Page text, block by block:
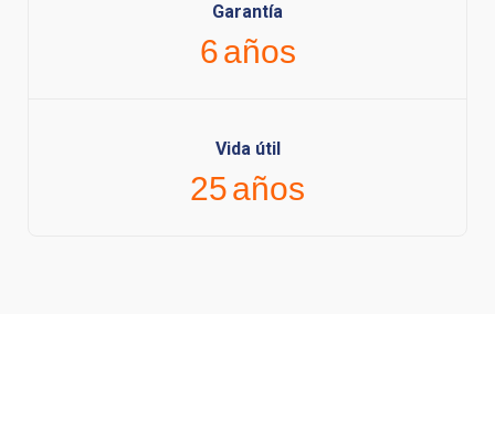
Garantía
6años
Vida útil
25años